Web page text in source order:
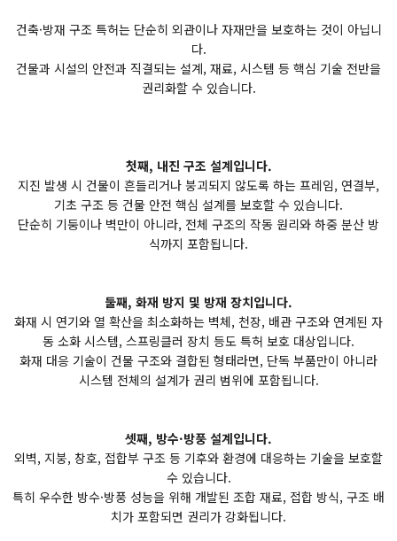
건축·방재 구조 특허는 단순히 외관이나 자재만을 보호하는 것이 아닙니
다.
건물과 시설의 안전과 직결되는 설계, 재료, 시스템 등 핵심 기술 전반을
권리화할 수 있습니다.
첫째, 내진 구조 설계입니다.
지진 발생 시 건물이 흔들리거나 붕괴되지 않도록 하는 프레임, 연결부,
기초 구조 등 건물 안전 핵심 설계를 보호할 수 있습니다.
단순히 기둥이나 벽만이 아니라, 전체 구조의 작동 원리와 하중 분산 방
식까지 포함됩니다.
둘째, 화재 방지 및 방재 장치입니다.
화재 시 연기와 열 확산을 최소화하는 벽체, 천장, 배관 구조와 연계된 자
동 소화 시스템, 스프링클러 장치 등도 특허 보호 대상입니다.
화재 대응 기술이 건물 구조와 결합된 형태라면, 단독 부품만이 아니라
시스템 전체의 설계가 권리 범위에 포함됩니다.
셋째, 방수·방풍 설계입니다.
외벽, 지붕, 창호, 접합부 구조 등 기후와 환경에 대응하는 기술을 보호할
수 있습니다.
특히 우수한 방수·방풍 성능을 위해 개발된 조합 재료, 접합 방식, 구조 배
치가 포함되면 권리가 강화됩니다.